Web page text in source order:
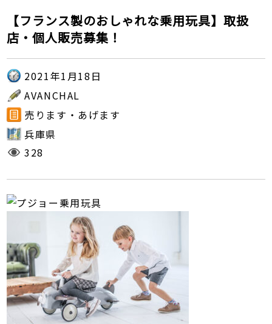
【フランス製のおしゃれな乗用玩具】取扱
店・個人販売募集！
2021年1月18日
AVANCHAL
売ります・あげます
兵庫県
328